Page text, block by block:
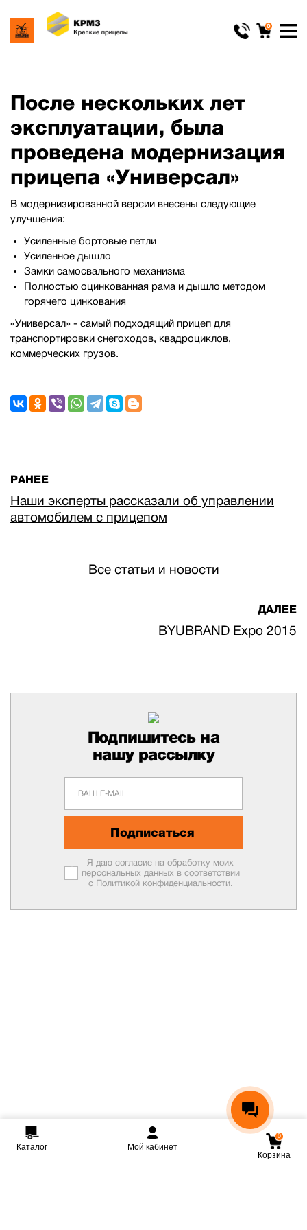
0
После нескольких лет
эксплуатации, была
проведена модернизация
прицепа «Универсал»
В модернизированной версии внесены следующие
улучшения:
Усиленные бортовые петли
Усиленное дышло
Замки самосвального механизма
Полностью оцинкованная рама и дышло методом
горячего цинкования
«Универсал» - самый подходящий прицеп для
транспортировки снегоходов, квадроциклов,
коммерческих грузов.
РАНЕЕ
Наши эксперты рассказали об управлении
автомобилем с прицепом
Все статьи и новости
ДАЛЕЕ
BYUBRAND Expo 2015
Подпишитесь на
нашу рассылку
Подписаться
Я даю согласие на обработку моих
персональных данных в соответствии
с Политикой конфиденциальности.
Каталог Мой кабинет
0
Корзина